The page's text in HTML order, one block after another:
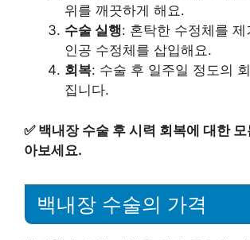
위를 깨끗하게 해요.
수술 실행: 혼탁한 수정체를
인공 수정체를 삽입해요.
회복: 수술 후 일주일 정도의
집니다.
✅ 백내장 수술 후 시력 회복에 대한
아보세요.
백내장 수술의 가격